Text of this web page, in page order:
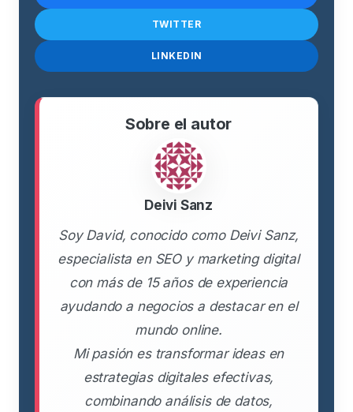
TWITTER
LINKEDIN
Sobre el autor
Deivi Sanz
Soy David, conocido como Deivi Sanz,
especialista en SEO y marketing digital
con más de 15 años de experiencia
ayudando a negocios a destacar en el
mundo online.
Mi pasión es transformar ideas en
estrategias digitales efectivas,
combinando análisis de datos,